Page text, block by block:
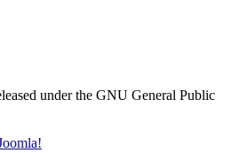
under the GNU General Public